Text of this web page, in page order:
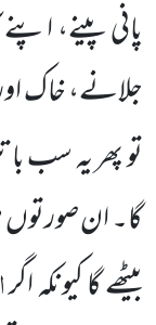
پانی پینے،
جلانے، خاک
تو پھر یہ سب
گا۔ ان صورتوں
بیٹھے گا کیونکہ اگر